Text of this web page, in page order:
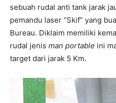
sebuah rudal anti tank jarak
pemandu laser “Skif” yang
Bureau. Diklaim memiliki
rudal jenis man portable ini
target dari jarak 5 Km.